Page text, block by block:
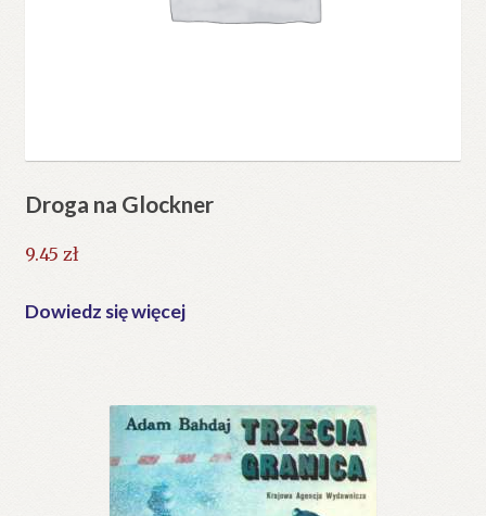
Droga na Glockner
9.45 zł
Dowiedz się więcej